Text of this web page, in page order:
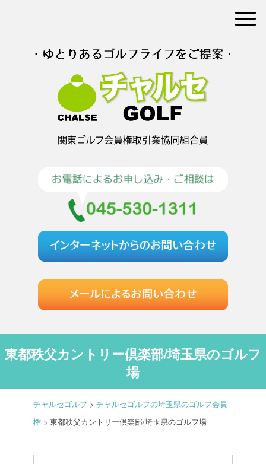
東都秩父カントリー倶楽部/埼玉県のゴルフ
場
チャルセゴルフ > チャルセゴルフの埼玉県のゴルフ会員
権 > 東都秩父カントリー倶楽部/埼玉県のゴルフ場